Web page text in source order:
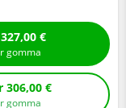
montaggio per 327,00 €
gomma
montaggio per 306,00 €
gomma